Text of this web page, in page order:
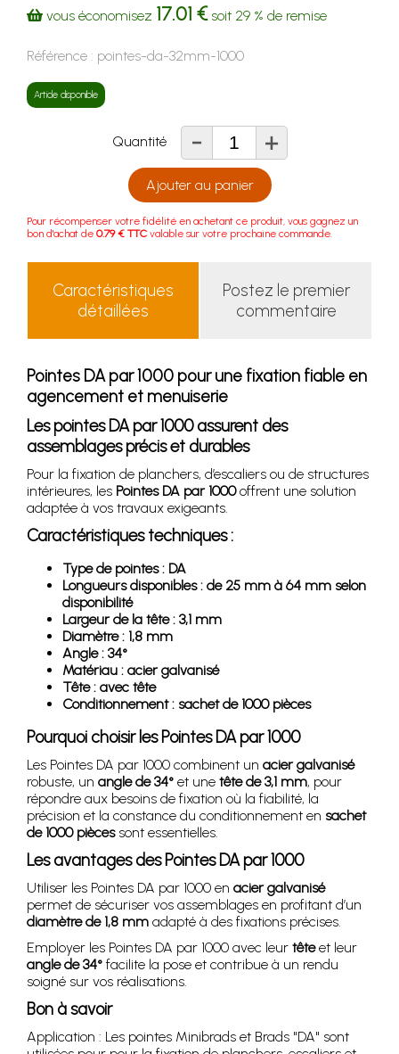
vous économisez 17.01 €soit 29 % de remise
Référence : pointes-da-32mm-1000
Article disponible
Quantité - +
Ajouter au panier
Pour récompenser votre fidélité en achetant ce produit, vous gagnez un
bon d'achat de 0.79 € TTC valable sur votre prochaine commande.
Caractéristiques
détaillées
Postez le premier
commentaire
Pointes DA par 1000 pour une fixation fiable en
agencement et menuiserie
Les pointes DA par 1000 assurent des
assemblages précis et durables
Pour la fixation de planchers, d’escaliers ou de structures
intérieures, les Pointes DA par 1000offrent une solution
adaptée à vos travaux exigeants.
Caractéristiques techniques :
Type de pointes : DA
Longueurs disponibles : de 25 mm à 64 mm selon
disponibilité
Largeur de la tête : 3,1 mm
Diamètre : 1,8 mm
Angle : 34°
Matériau : acier galvanisé
Tête : avec tête
Conditionnement : sachet de 1000 pièces
Pourquoi choisir les Pointes DA par 1000
Les Pointes DA par 1000 combinent un acier galvanisé
robuste, un angle de 34° et une tête de 3,1 mm, pour
répondre aux besoins de fixation où la fiabilité, la
précision et la constance du conditionnement en sachet
de 1000 piècessont essentielles.
Les avantages des Pointes DA par 1000
Utiliser les Pointes DA par 1000 en acier galvanisé
permet de sécuriser vos assemblages en profitant d’un
diamètre de 1,8 mm adapté à des fixations précises.
Employer les Pointes DA par 1000 avec leur têteet leur
angle de 34° facilite la pose et contribue à un rendu
soigné sur vos réalisations.
Bon à savoir
Application : Les pointes Minibrads et Brads "DA" sont